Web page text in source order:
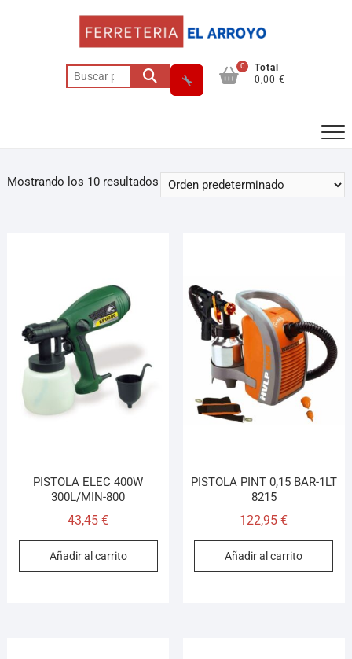
0
Total
0,00 €
Mostrando los 10 resultados
PISTOLA ELEC 400W
300L/MIN-800
43,45€
Añadir al carrito
PISTOLA PINT 0,15 BAR-1LT
8215
122,95€
Añadir al carrito
Llamar WhatsApp Cómo llegar
¡Hola! Soy el asesor virtual de Ferretería El Arroyo.
Cuéntame qué necesitas y te ayudo a encontrarlo,